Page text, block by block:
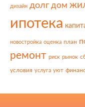
дизайн долг дом
ипотека
новостройка оценка план
ремонт риск рынок
условия услуга уют